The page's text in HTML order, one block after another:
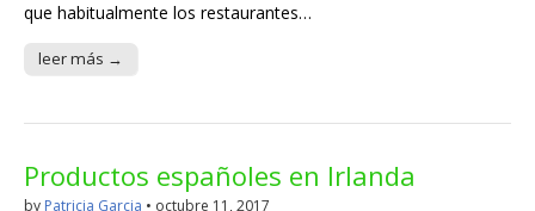
que habitualmente los restaurantes…
leer más →
Productos españoles en Irlanda
by Patricia Garcia • octubre 11, 2017